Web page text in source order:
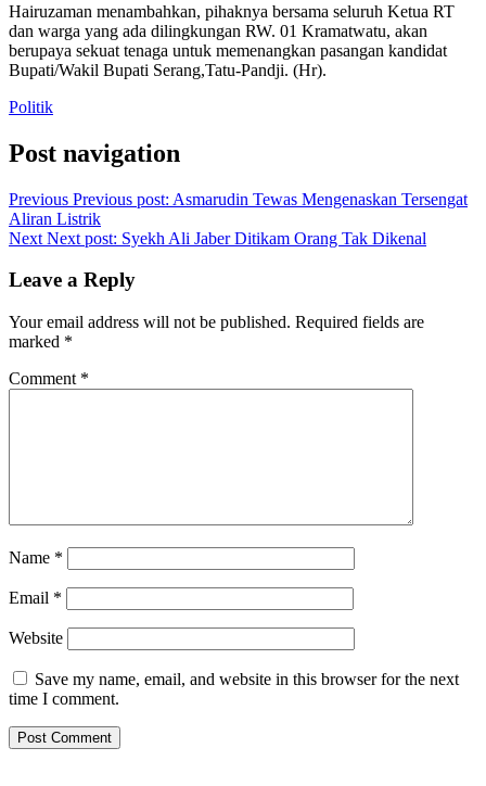
Hairuzaman menambahkan, pihaknya bersama seluruh Ketua RT
dan warga yang ada dilingkungan RW. 01 Kramatwatu, akan
berupaya sekuat tenaga untuk memenangkan pasangan kandidat
Bupati/Wakil Bupati Serang,Tatu-Pandji. (Hr).
Politik
Post navigation
Previous Previous post: Asmarudin Tewas Mengenaskan Tersengat
Aliran Listrik
Next Next post: Syekh Ali Jaber Ditikam Orang Tak Dikenal
Leave a Reply
Your email address will not be published. Required fields are
marked *
Comment *
Name *
Email *
Website
Save my name, email, and website in this browser for the next
time I comment.